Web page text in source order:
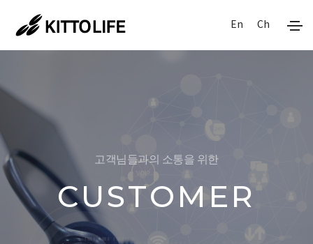
En Ch
고객님들과의 소통을 위한
CUSTOMER